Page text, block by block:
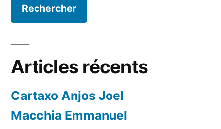
Articles récents
Cartaxo Anjos Joel
Macchia Emmanuel